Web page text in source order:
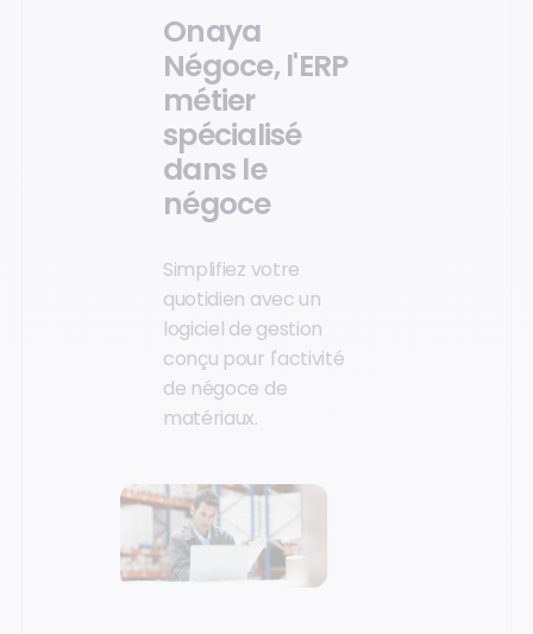
Onaya
Négoce, l'ERP
métier
spécialisé
dans le
négoce
Simplifiez votre
quotidien avec un
logiciel de gestion
conçu pour l'activité
de négoce de
matériaux.